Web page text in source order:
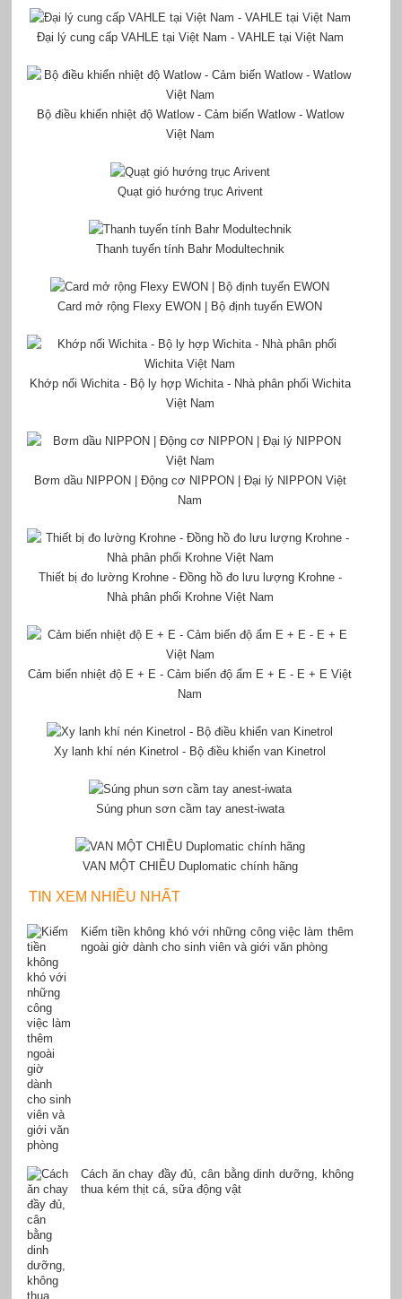
Đại lý cung cấp VAHLE tại Việt Nam - VAHLE tại Việt Nam
Bộ điều khiển nhiệt độ Watlow - Cảm biến Watlow - Watlow
Việt Nam
Quạt gió hướng trục Arivent
Thanh tuyến tính Bahr Modultechnik
Card mở rộng Flexy EWON | Bộ định tuyến EWON
Khớp nối Wichita - Bộ ly hợp Wichita - Nhà phân phối Wichita
Việt Nam
Bơm dầu NIPPON | Động cơ NIPPON | Đại lý NIPPON Việt
Nam
Thiết bị đo lường Krohne - Đồng hồ đo lưu lượng Krohne -
Nhà phân phối Krohne Việt Nam
Cảm biến nhiệt độ E + E - Cảm biến độ ẩm E + E - E + E Việt
Nam
Xy lanh khí nén Kinetrol - Bộ điều khiển van Kinetrol
Súng phun sơn cầm tay anest-iwata
VAN MỘT CHIỀU Duplomatic chính hãng
TIN XEM NHIỀU NHẤT
Kiếm tiền không khó với những công việc làm thêm
ngoài giờ dành cho sinh viên và giới văn phòng
Cách ăn chay đầy đủ, cân bằng dinh dưỡng, không
thua kém thịt cá, sữa động vật